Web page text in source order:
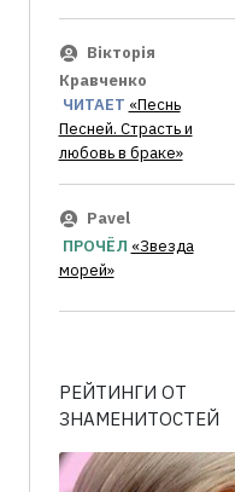
Вікторія
Кравченко
ЧИТАЕТ «Песнь
Песней. Страсть и
любовь в браке»
Pavel
ПРОЧЁЛ «Звезда
морей»
РЕЙТИНГИ ОТ
ЗНАМЕНИТОСТЕЙ